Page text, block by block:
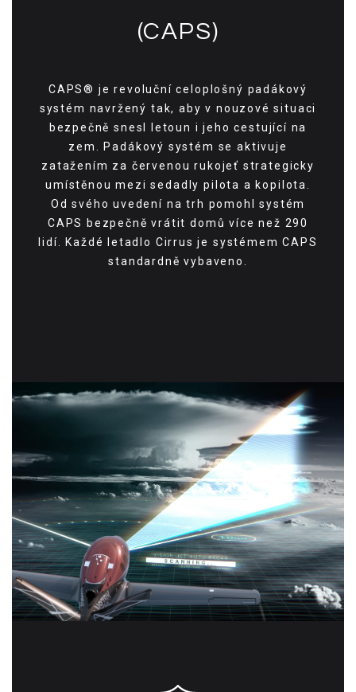
(CAPS)
CAPS® je revoluční celoplošný padákový
systém navržený tak, aby v nouzové situaci
bezpečně snesl letoun i jeho cestující na
zem. Padákový systém se aktivuje
zatažením za červenou rukojeť strategicky
umístěnou mezi sedadly pilota a kopilota.
Od svého uvedení na trh pomohl systém
CAPS bezpečně vrátit domů více než 290
lidí. Každé letadlo Cirrus je systémem CAPS
standardně vybaveno.